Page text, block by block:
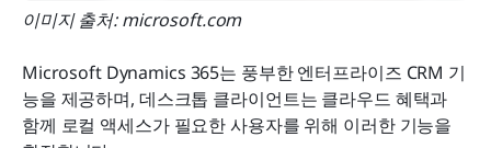
이미지 출처: microsoft.com
Microsoft Dynamics 365는 풍부한 엔터프라이즈 CRM 기
능을 제공하며, 데스크톱 클라이언트는 클라우드 혜택과
함께 로컬 액세스가 필요한 사용자를 위해 이러한 기능을